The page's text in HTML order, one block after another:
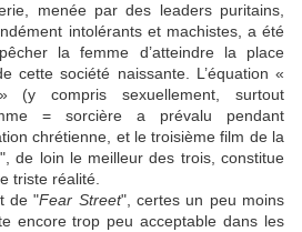
menée par des leaders puritains,
intolérants et machistes, a été
la femme d’atteindre la place
cette société naissante. L’équation «
(y compris sexuellement, surtout
= sorcière a prévalu pendant
chrétienne, et le troisième film de la
", de loin le meilleur des trois, constitue
triste réalité.
de "Fear Street", certes un peu moins
encore trop peu acceptable dans les